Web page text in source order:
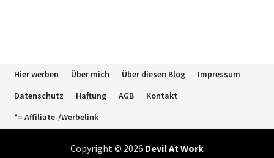
Hier werben Über mich Über diesen Blog
Impressum
Datenschutz
Haftung AGB
Kontakt
*= Affiliate-/Werbelink
Copyright © 2026 Devil At Work